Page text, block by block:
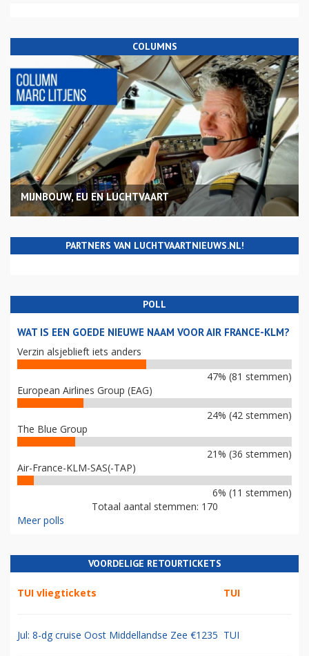
COLUMNS
MIJNBOUW, EU EN LUCHTVAART
PARTNERS VAN LUCHTVAARTNIEUWS.NL!
POLL
WAT IS EEN GOEDE NIEUWE NAAM VOOR AIR FRANCE-KLM?
Verzin alsjeblieft iets anders
47% (81 stemmen)
European Airlines Group (EAG)
24% (42 stemmen)
The Blue Group
21% (36 stemmen)
Air-France-KLM-SAS(-TAP)
6% (11 stemmen)
Totaal aantal stemmen: 170
Meer polls
VOORDELIGE RETOURTICKETS
TUI vliegtickets TUI
Jul: 8-dg cruise Oost Middellandse Zee €1235 TUI